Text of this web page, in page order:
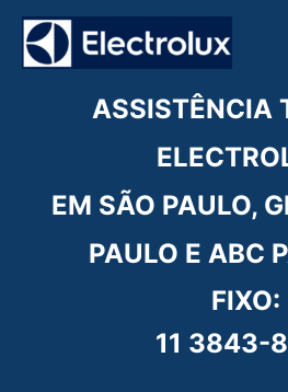
para
ASSISTÊNCIA
EM SÃO PAULO,
PAULO E ABC
FIXO:
11 3843-